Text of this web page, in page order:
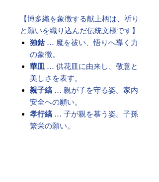
【博多織を象徴する献上柄は、祈り
と願いを織り込んだ伝統文様です】
独鈷… 魔を祓い、悟りへ導く力
の象徴。
華皿 … 供花皿に由来し、敬意と
美しさを表す。
親子縞 … 親が子を守る姿。家内
安全への願い。
孝行縞 … 子が親を慕う姿。子孫
繁栄の願い。